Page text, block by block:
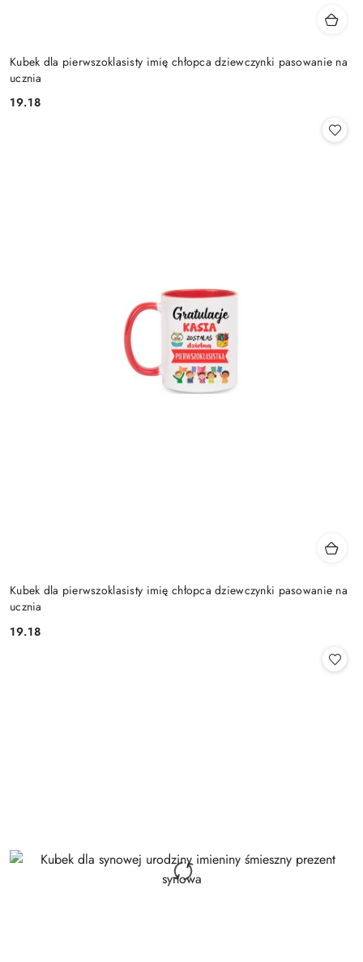
Kubek dla pierwszoklasisty imię chłopca dziewczynki pasowanie na
ucznia
Cena:
19.18
Kubek dla pierwszoklasisty imię chłopca dziewczynki pasowanie na
ucznia
Cena:
19.18